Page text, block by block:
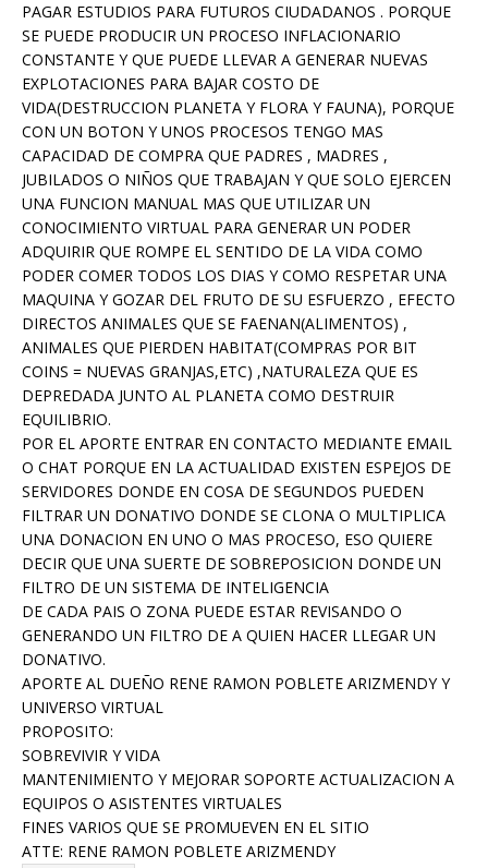
PAGAR ESTUDIOS PARA FUTUROS CIUDADANOS . PORQUE
SE PUEDE PRODUCIR UN PROCESO INFLACIONARIO
CONSTANTE Y QUE PUEDE LLEVAR A GENERAR NUEVAS
EXPLOTACIONES PARA BAJAR COSTO DE
VIDA(DESTRUCCION PLANETA Y FLORA Y FAUNA), PORQUE
CON UN BOTON Y UNOS PROCESOS TENGO MAS
CAPACIDAD DE COMPRA QUE PADRES , MADRES ,
JUBILADOS O NIÑOS QUE TRABAJAN Y QUE SOLO EJERCEN
UNA FUNCION MANUAL MAS QUE UTILIZAR UN
CONOCIMIENTO VIRTUAL PARA GENERAR UN PODER
ADQUIRIR QUE ROMPE EL SENTIDO DE LA VIDA COMO
PODER COMER TODOS LOS DIAS Y COMO RESPETAR UNA
MAQUINA Y GOZAR DEL FRUTO DE SU ESFUERZO , EFECTO
DIRECTOS ANIMALES QUE SE FAENAN(ALIMENTOS) ,
ANIMALES QUE PIERDEN HABITAT(COMPRAS POR BIT
COINS = NUEVAS GRANJAS,ETC) ,NATURALEZA QUE ES
DEPREDADA JUNTO AL PLANETA COMO DESTRUIR
EQUILIBRIO.
POR EL APORTE ENTRAR EN CONTACTO MEDIANTE EMAIL
O CHAT PORQUE EN LA ACTUALIDAD EXISTEN ESPEJOS DE
SERVIDORES DONDE EN COSA DE SEGUNDOS PUEDEN
FILTRAR UN DONATIVO DONDE SE CLONA O MULTIPLICA
UNA DONACION EN UNO O MAS PROCESO, ESO QUIERE
DECIR QUE UNA SUERTE DE SOBREPOSICION DONDE UN
FILTRO DE UN SISTEMA DE INTELIGENCIA
DE CADA PAIS O ZONA PUEDE ESTAR REVISANDO O
GENERANDO UN FILTRO DE A QUIEN HACER LLEGAR UN
DONATIVO.
APORTE AL DUEÑO RENE RAMON POBLETE ARIZMENDY Y
UNIVERSO VIRTUAL
PROPOSITO:
SOBREVIVIR Y VIDA
MANTENIMIENTO Y MEJORAR SOPORTE ACTUALIZACION A
EQUIPOS O ASISTENTES VIRTUALES
FINES VARIOS QUE SE PROMUEVEN EN EL SITIO
ATTE: RENE RAMON POBLETE ARIZMENDY